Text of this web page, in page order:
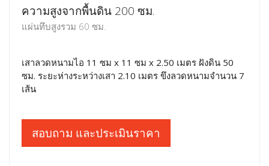
ความสูงจากพื้นดิน 200 ซม.
แผ่นทึบสูงรวม 60 ซม.
เสาลวดหนามไอ 11 ซม x 11 ซม x 2.50 เมตร ฝังดิน 50
ซม. ระยะห่างระหว่างเสา 2.10 เมตร ขึงลวดหนามจำนวน 7
เส้น
สอบถาม และประเมินราคา